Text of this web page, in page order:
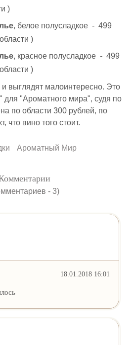
)
, белое полусладкое - 499
)
, красное полусладкое - 499
)
выглядят малоинтересно. Это
для "Ароматного мира", судя по
по области 300 рублей, по
что вино того стоит.
Ароматный Мир
- 3)
18.01.2018 16:01